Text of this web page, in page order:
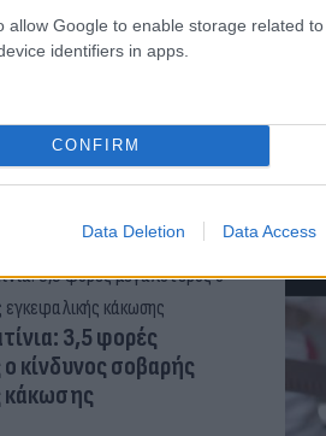
allow Google to enable storage related
identifiers in apps.
CONFIRM
Data Deletion Data Access
3,5 φορές
κίνδυνος σοβαρής
κάκωσης